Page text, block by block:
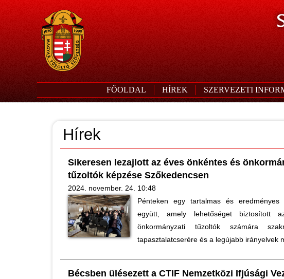
FŐOLDAL HÍREK SZERVEZETI
Hírek
Sikeresen lezajlott az éves önkéntes és
tűzoltók képzése Szőkedencsen
2024. november. 24. 10:48
Pénteken egy tartalmas és eredményes
együtt, amely lehetőséget biztosított
önkormányzati tűzoltók számára
tapasztalatcserére és a legújabb irányelvek
Bécsben ülésezett a CTIF Nemzetközi Ifjúsági